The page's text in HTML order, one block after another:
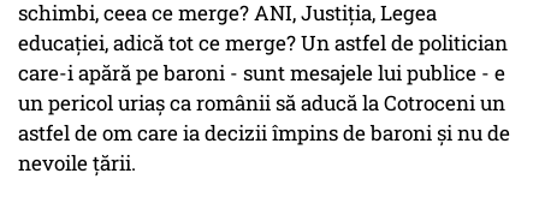
schimbi, ceea ce merge? ANI, Justiția, Legea
educației, adică tot ce merge? Un astfel de politician
care-i apără pe baroni - sunt mesajele lui publice - e
un pericol uriaș ca românii să aducă la Cotroceni un
astfel de om care ia decizii împins de baroni și nu de
nevoile țării.